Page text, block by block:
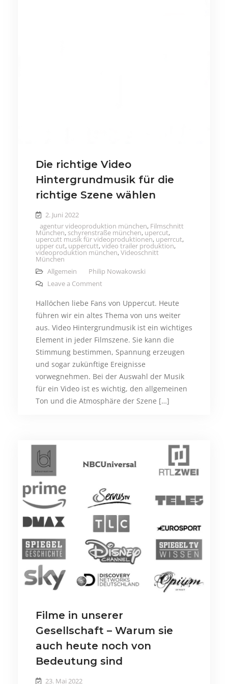
Die richtige Video
Hintergrundmusik für die
richtige Szene wählen
2. Juni 2022
agentur videoproduktion münchen, Filmschnitt
München, schyrenstraße münchen, upercut,
upercutt musik für videoproduktionen, uperrcut,
upper cut, uppercutt,video trailer produktion,
videoproduktion münchen,Videoschnitt
München
Allgemein
Philip Nowakowski
Leave a Comment
Hallöchen liebe Fans von Uppercut. Heute
führen wir ein altes Thema von uns weiter
aus. Video Hintergrundmusik ist ein wichtiges
Element in jeder Filmszene. Sie kann die
Stimmung bestimmen, Spannung erzeugen
und sogar zukünftige Ereignisse
vorwegnehmen. Bei der Auswahl der Musik
für ein Video ist es wichtig, den allgemeinen
Ton und die Atmosphäre der Szene […]
Filme in unserer
Gesellschaft – Warum sie
auch heute noch von
Bedeutung sind
23. Mai 2022